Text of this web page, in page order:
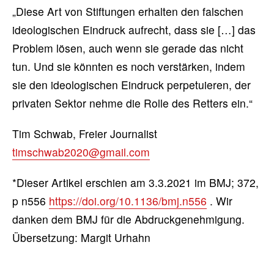
„Diese Art von Stiftungen erhalten den falschen
ideologischen Eindruck aufrecht, dass sie […] das
Problem lösen, auch wenn sie gerade das nicht
tun. Und sie könnten es noch verstärken, indem
sie den ideologischen Eindruck perpetuieren, der
privaten Sektor nehme die Rolle des Retters ein.“
Tim Schwab, Freier Journalist
timschwab2020@gmail.com
*Dieser Artikel erschien am 3.3.2021 im BMJ; 372,
p n556 https://doi.org/10.1136/bmj.n556 . Wir
danken dem BMJ für die Abdruckgenehmigung.
Übersetzung: Margit Urhahn